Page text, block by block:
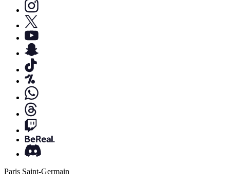
Paris Saint-Germain